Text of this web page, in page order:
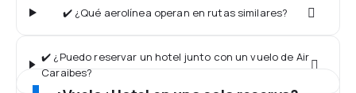
✔️ ¿Qué aerolínea operan en rutas similares?
✔️ ¿Puedo reservar un hotel junto con un vuelo de Air
Caraibes?